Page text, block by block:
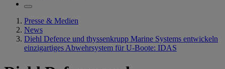
Presse & Medien
News
Diehl Defence und thyssenkrupp Marine Systems entwickeln
einzigartiges Abwehrsystem für U-Boote: IDAS